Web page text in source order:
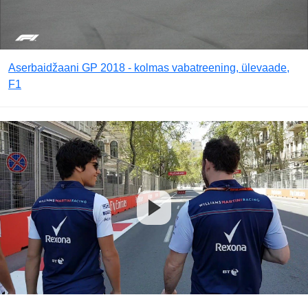
Aserbaidžaani GP 2018 - kolmas vabatreening, ülevaade,
F1